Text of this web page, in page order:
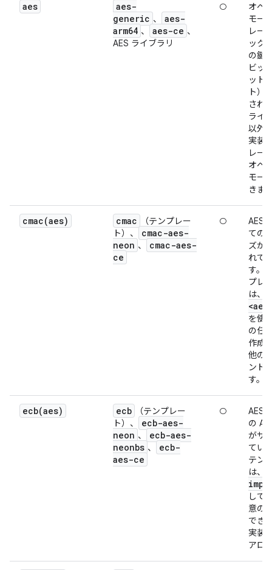
aes
aes-
generic 、
aes-
arm64 、 aes-ce 、
AES ライブラリ
○
オペ
モー
レー
ック
の鍵
ビッ
ット
ト）
され
ライ
以外
実装
レー
オペ
モー
きま
cmac(aes) cmac
（テンプレー
ト）、
cmac-aes-
neon 、
cmac-aes-
ce
○
AES-
ての
ズが
れて
す。
プレ
は、
を使
の任
作成
他の
ンド
す。
ecb(aes) ecb
（テンプレー
ト）、
ecb-aes-
neon 、
ecb-aes-
neonbs 、
ecb-
aes-ce
○
AES-
の
がサ
てい
テン
は、
して
意の
でき
実装
アロ